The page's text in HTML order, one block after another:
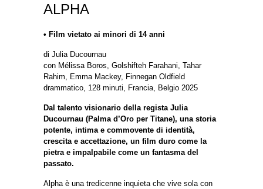
ALPHA
• Film vietato ai minori di 14 anni
di Julia Ducournau
con Mélissa Boros, Golshifteh Farahani, Tahar
Rahim, Emma Mackey, Finnegan Oldfield
drammatico, 128 minuti, Francia, Belgio 2025
Dal talento visionario della regista Julia
Ducournau (Palma d’Oro per Titane), una storia
potente, intima e commovente di identità,
crescita e accettazione, un film duro come la
pietra e impalpabile come un fantasma del
passato.
Alpha è una tredicenne inquieta che vive sola con